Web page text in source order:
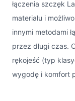
łączenia szczęk
materiału i
innymi metodami
przez długi czas.
rękojeść (typ
wygodę i komfort